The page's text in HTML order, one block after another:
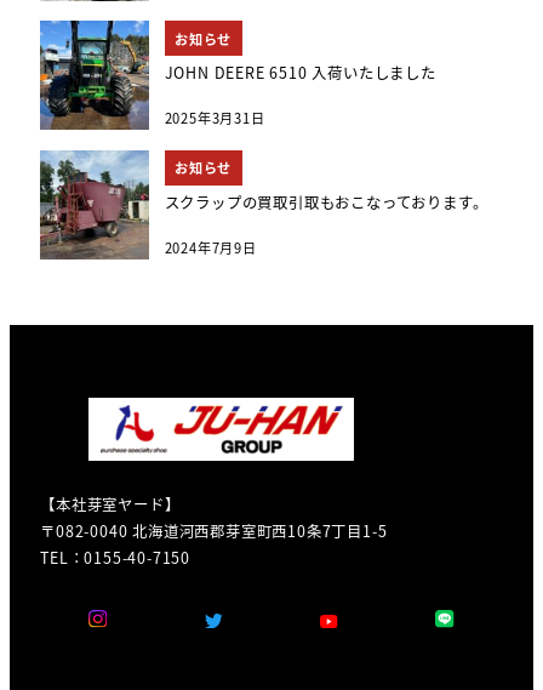
お知らせ
JOHN DEERE 6510 入荷いたしました
2025年3月31日
お知らせ
スクラップの買取引取もおこなっております。
2024年7月9日
【本社芽室ヤード】
〒082-0040 北海道河西郡芽室町西10条7丁目1-5
TEL：0155-40-7150